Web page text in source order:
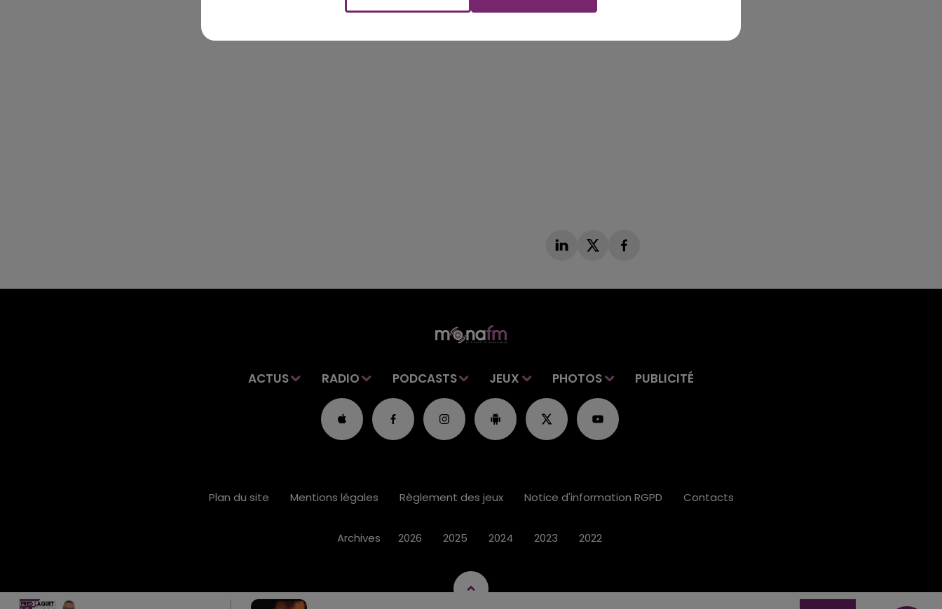
ACTUS RADIO PODCASTS JEUX PHOTOS PUBLICITÉ
Plan du site Mentions légales Règlement des jeux Notice d'information RGPD Contacts
Archives 2026 2025 2024 2023 2022